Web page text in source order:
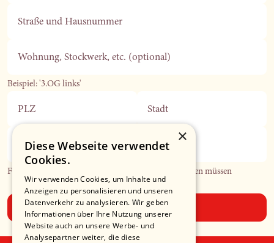
Straße und Hausnummer
Wohnung, Stockwerk, etc. (optional)
Beispiel: '3.OG links'
PLZ Stadt
Telefonnummer (optional)
Falls wir Sie in Bezug auf Ihre Bestellung kontaktieren müssen
Absenden
×
Diese Webseite verwendet
Cookies.
Wir verwenden Cookies, um Inhalte und
Anzeigen zu personalisieren und unseren
Datenverkehr zu analysieren. Wir geben
Informationen über Ihre Nutzung unserer
Website auch an unsere Werbe- und
Analysepartner weiter, die diese